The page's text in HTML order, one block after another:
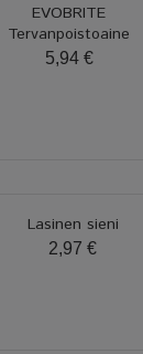
EVOBRITE
Tervanpoistoaine
5,94 €
Lasinen sieni
2,97 €